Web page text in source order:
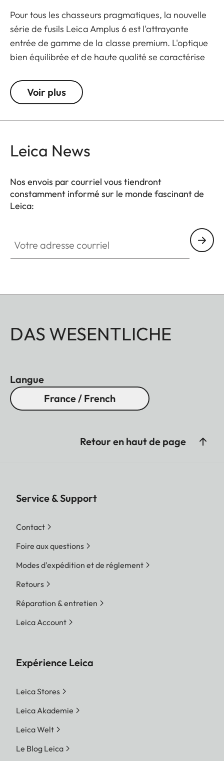
Pour tous les chasseurs pragmatiques, la nouvelle
série de fusils Leica Amplus 6 est l'attrayante
entrée de gamme de la classe premium. L'optique
bien équilibrée et de haute qualité se caractérise
6x, une grande pupille de sortie et un large champ
de vision. La conception robuste fait du Leica
défavorables. Le toucher de haute qualité des
sûre et flexible au moment décisif.
Voir plus
Leica News
Nos envois par courriel vous tiendront
constamment informé sur le monde fascinant de
Leica:
DAS WESENTLICHE
Langue
France / French
Retour en haut de page
Service & Support
Contact
Foire aux questions
Modes d'expédition et de réglement
Retours
Réparation & entretien
Leica Account
Expérience Leica
Leica Stores
Leica Akademie
Leica Welt
Le Blog Leica